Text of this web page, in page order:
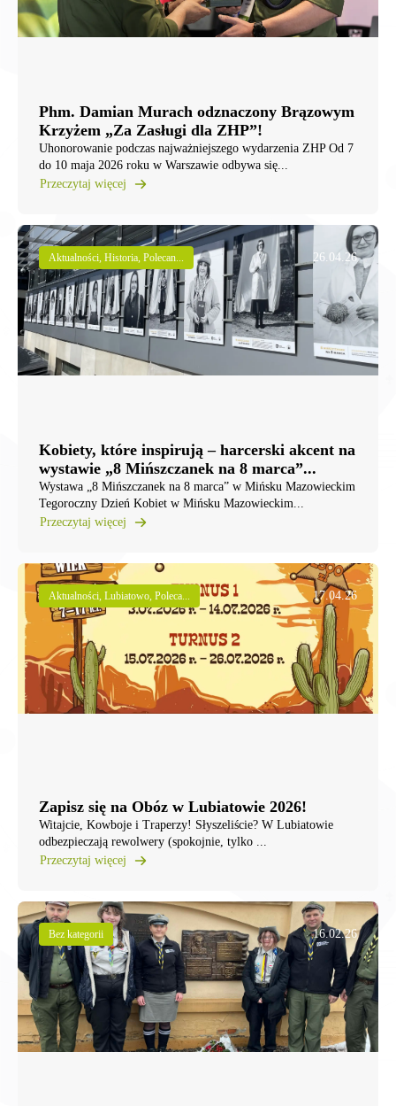
Phm. Damian Murach odznaczony Brązowym
Krzyżem „Za Zasługi dla ZHP”!
Uhonorowanie podczas najważniejszego wydarzenia ZHP Od 7
do 10 maja 2026 roku w Warszawie odbywa się...
Przeczytaj więcej
Aktualności, Historia, Polecan... 26.04.26
Kobiety, które inspirują – harcerski akcent na
wystawie „8 Mińszczanek na 8 marca”...
Wystawa „8 Mińszczanek na 8 marca” w Mińsku Mazowieckim
Tegoroczny Dzień Kobiet w Mińsku Mazowieckim...
Przeczytaj więcej
Aktualności, Lubiatowo, Poleca... 17.04.26
Zapisz się na Obóz w Lubiatowie 2026!
Witajcie, Kowboje i Traperzy! ​Słyszeliście? W Lubiatowie
odbezpieczają rewolwery (spokojnie, tylko ...
Przeczytaj więcej
Bez kategorii 16.02.26